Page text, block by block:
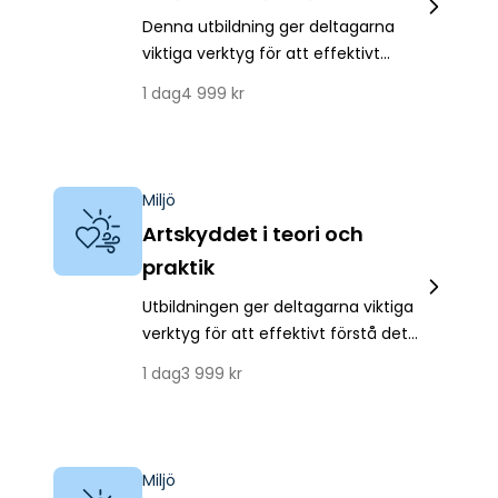
Denna utbildning ger deltagarna
viktiga verktyg för att effektivt
animaliska biprodukter, vilket bidrar
1 dag4 999 kr
Miljö
Artskyddet i teori och
praktik
Utbildningen ger deltagarna viktiga
verktyg för att effektivt förstå det
teoretiskt och ett praktiskt
1 dag3 999 kr
Miljö